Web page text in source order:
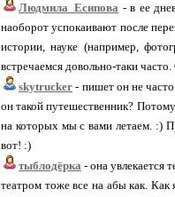
Людмила_Есипова - в ее
наоборот успокаивают после
истории, науке (например,
встречаемся довольно-таки
skytrucker - пишет он не
он такой путешественник?
на которых мы с вами летаем. :)
вот! :)
тыблодёрка - она увлекается
театром тоже все на абы как.